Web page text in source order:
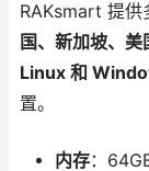
RAKsmart 提供
国、新加坡、
Linux 和
置。
内存：